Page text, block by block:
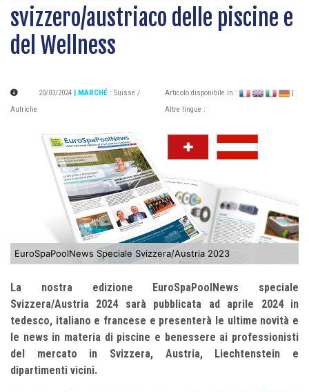
svizzero/austriaco delle piscine e
del Wellness
20/03/2024 | MARCHÉ : Suisse /
Autriche
Articolo disponibile in :
|
Altre lingue :
EuroSpaPoolNews Speciale Svizzera/Austria 2023
La nostra edizione EuroSpaPoolNews speciale
Svizzera/Austria 2024 sarà pubblicata ad aprile 2024 in
tedesco, italiano e francese e presenterà le ultime novità e
le news in materia di piscine e benessere ai professionisti
del mercato in Svizzera, Austria, Liechtenstein e
dipartimenti vicini.